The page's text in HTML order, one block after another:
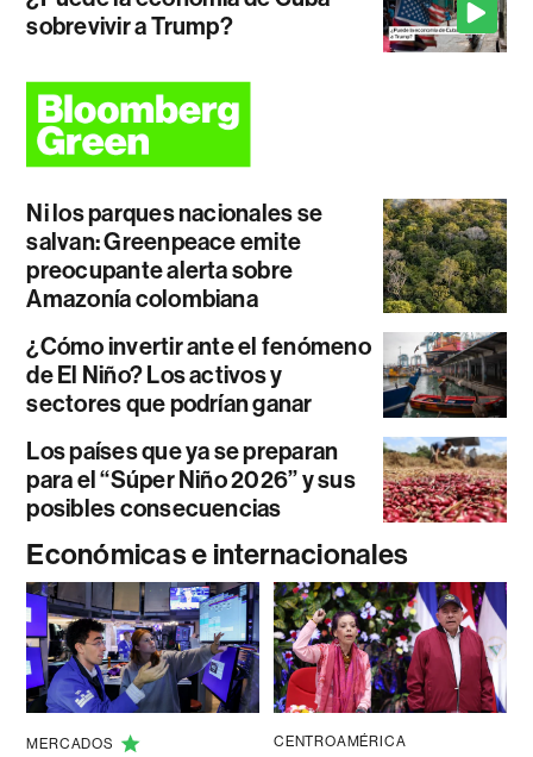
sobrevivir a Trump?
Ni los parques nacionales se
salvan: Greenpeace emite
preocupante alerta sobre
Amazonía colombiana
¿Cómo invertir ante el fenómeno
de El Niño? Los activos y
sectores que podrían ganar
Los países que ya se preparan
para el “Súper Niño 2026” y sus
posibles consecuencias
Económicas e internacionales
MERCADOS CENTROAMÉRICA